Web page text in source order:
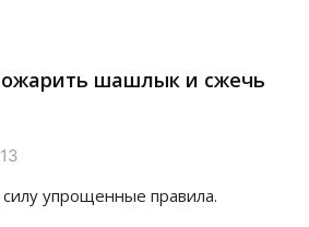
шашлык и сжечь
упрощенные правила.